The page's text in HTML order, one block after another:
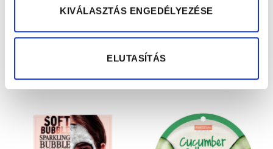
KIVÁLASZTÁS ENGEDÉLYEZÉSE
ELUTASÍTÁS
Green Tea Latte
Nyugtató Habmaszk
Hidratáló Fátyolmaszk
„Görögdinnye”